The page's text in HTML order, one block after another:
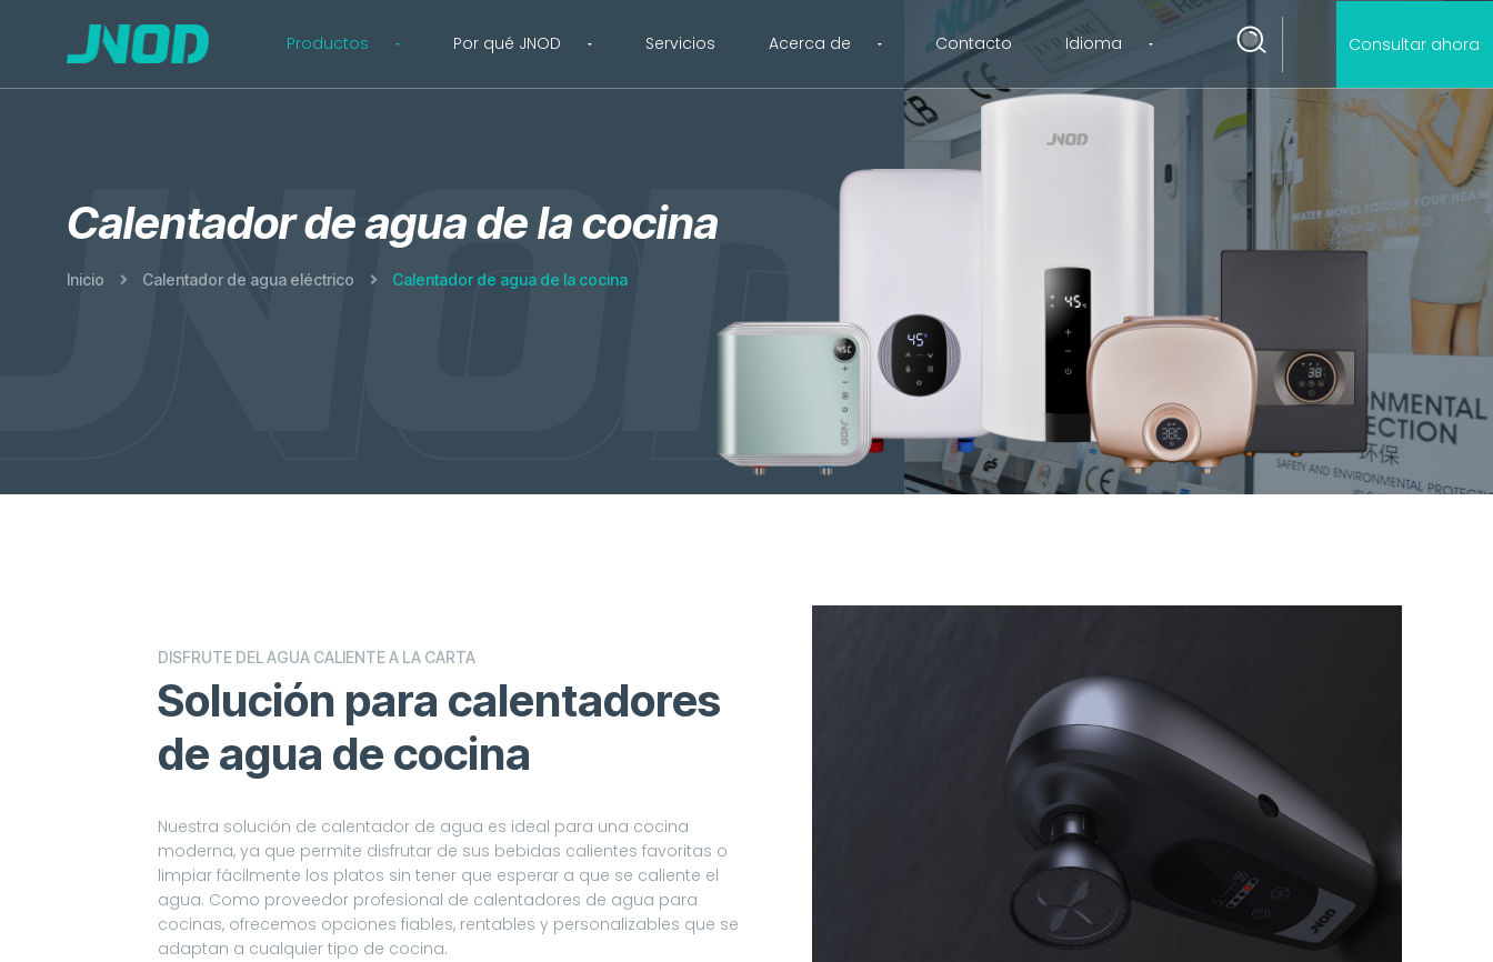
Productos Por qué JNOD Servicios Acerca de Contacto Idioma Consultar ahora
Calentador de agua de la cocina
Inicio Calentador de agua eléctrico Calentador de agua de la cocina
DISFRUTE DEL AGUA CALIENTE A LA CARTA
Solución para calentadores
de agua de cocina
Nuestra solución de calentador de agua es ideal para una cocina
moderna, ya que permite disfrutar de sus bebidas calientes favoritas o
limpiar fácilmente los platos sin tener que esperar a que se caliente el
agua. Como proveedor profesional de calentadores de agua para
cocinas, ofrecemos opciones fiables, rentables y personalizables que se
adaptan a cualquier tipo de cocina.
Este es el título